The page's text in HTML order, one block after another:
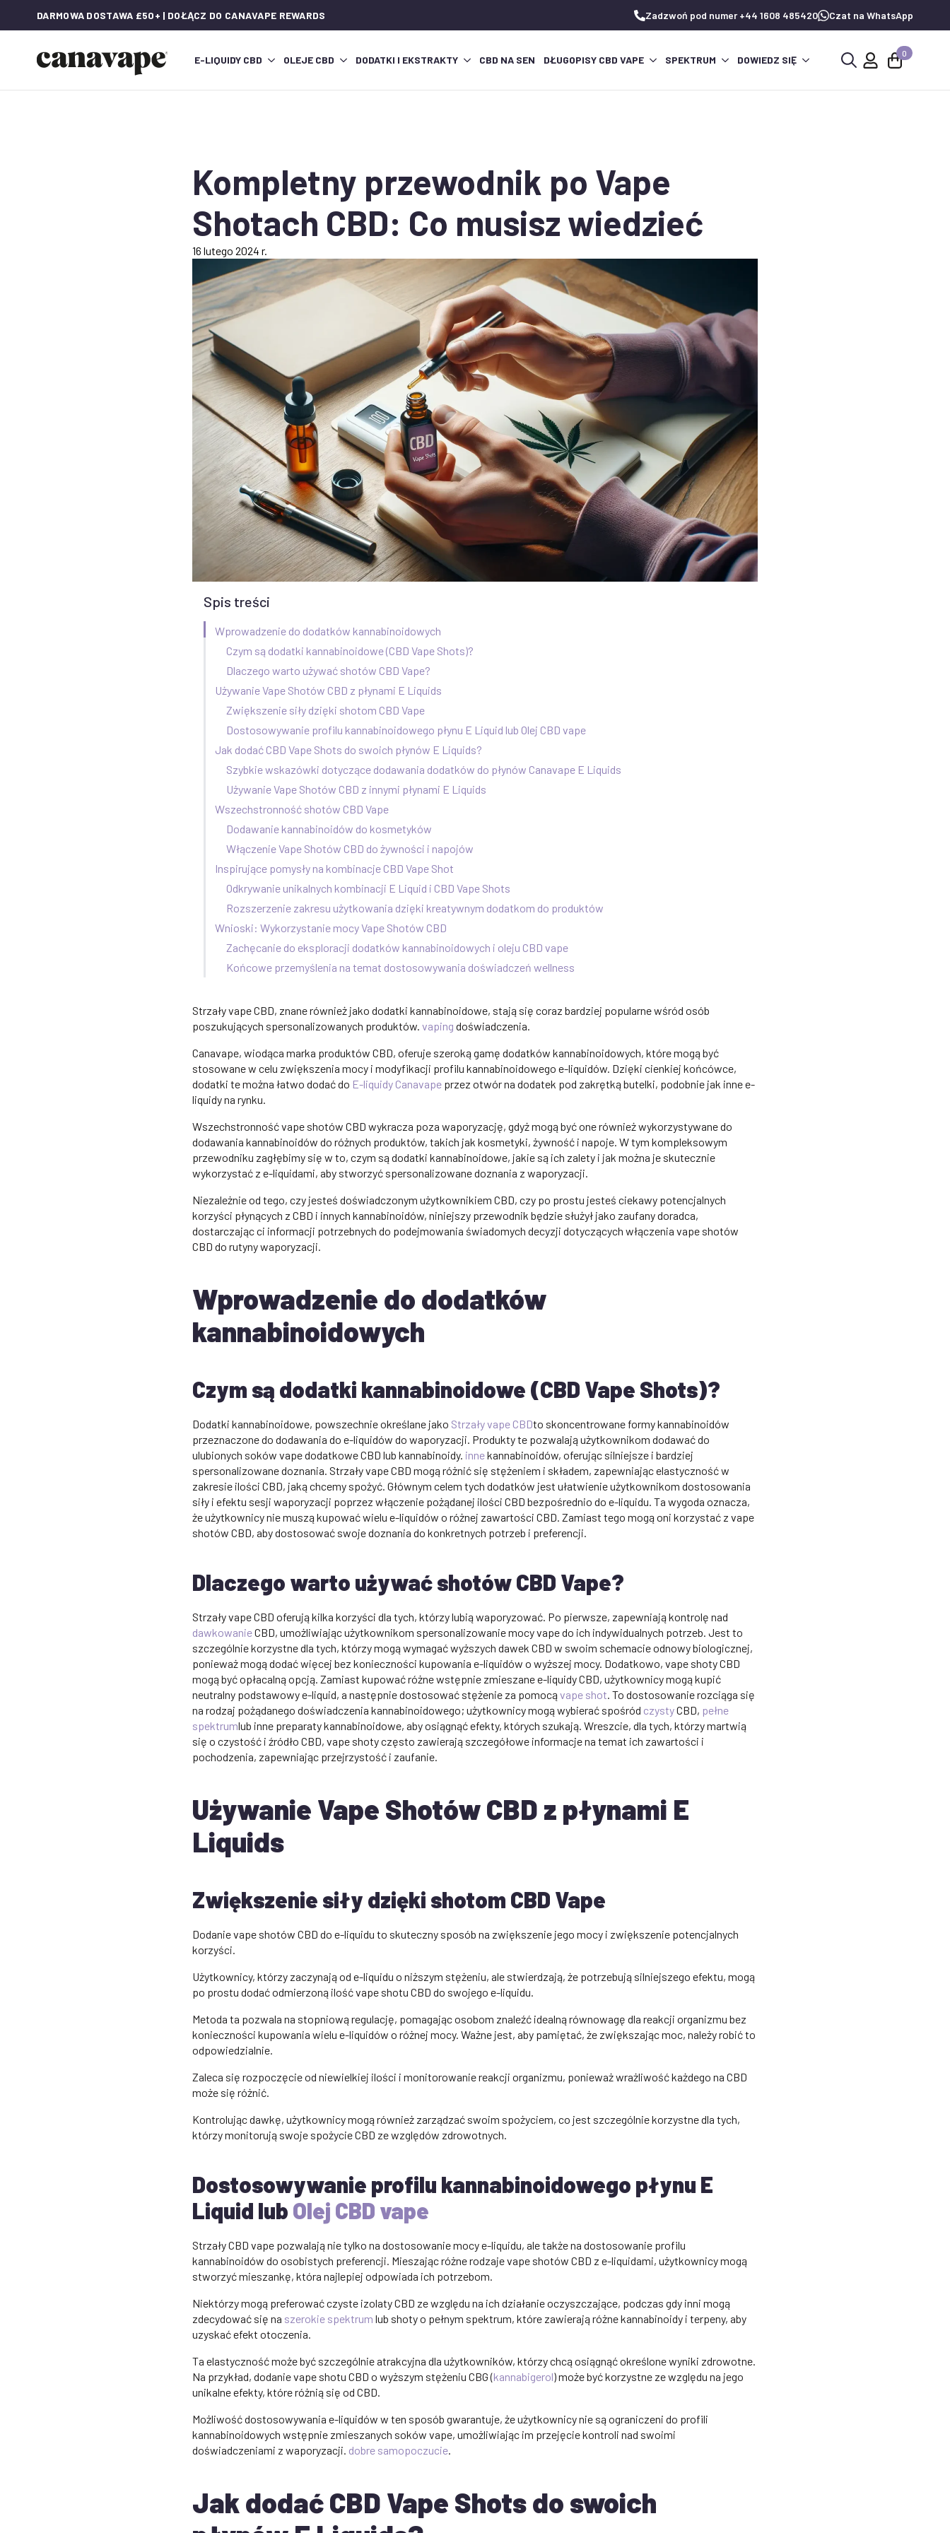
DARMOWA DOSTAWA £50+ | DOŁĄCZ DO CANAVAPE REWARDS Zadzwoń pod numer +44 1608 485420 Czat na WhatsApp
E-LIQUIDY CBD OLEJE CBD DODATKI I EKSTRAKTY CBD NA SEN DŁUGOPISY CBD VAPE SPEKTRUM DOWIEDZ SIĘ
0
Kompletny przewodnik po Vape
Shotach CBD: Co musisz wiedzieć
16 lutego 2024 r.
Spis treści
Wprowadzenie do dodatków kannabinoidowych
Czym są dodatki kannabinoidowe (CBD Vape Shots)?
Dlaczego warto używać shotów CBD Vape?
Używanie Vape Shotów CBD z płynami E Liquids
Zwiększenie siły dzięki shotom CBD Vape
Dostosowywanie profilu kannabinoidowego płynu E Liquid lub Olej CBD vape
Jak dodać CBD Vape Shots do swoich płynów E Liquids?
Szybkie wskazówki dotyczące dodawania dodatków do płynów Canavape E Liquids
Używanie Vape Shotów CBD z innymi płynami E Liquids
Wszechstronność shotów CBD Vape
Dodawanie kannabinoidów do kosmetyków
Włączenie Vape Shotów CBD do żywności i napojów
Inspirujące pomysły na kombinacje CBD Vape Shot
Odkrywanie unikalnych kombinacji E Liquid i CBD Vape Shots
Rozszerzenie zakresu użytkowania dzięki kreatywnym dodatkom do produktów
Wnioski: Wykorzystanie mocy Vape Shotów CBD
Zachęcanie do eksploracji dodatków kannabinoidowych i oleju CBD vape
Końcowe przemyślenia na temat dostosowywania doświadczeń wellness
Strzały vape CBD, znane również jako dodatki kannabinoidowe, stają się coraz bardziej popularne wśród osób
poszukujących spersonalizowanych produktów. vaping doświadczenia.
Canavape, wiodąca marka produktów CBD, oferuje szeroką gamę dodatków kannabinoidowych, które mogą być
stosowane w celu zwiększenia mocy i modyfikacji profilu kannabinoidowego e-liquidów. Dzięki cienkiej końcówce,
dodatki te można łatwo dodać do E-liquidy Canavape przez otwór na dodatek pod zakrętką butelki, podobnie jak inne e-
liquidy na rynku.
Wszechstronność vape shotów CBD wykracza poza waporyzację, gdyż mogą być one również wykorzystywane do
dodawania kannabinoidów do różnych produktów, takich jak kosmetyki, żywność i napoje. W tym kompleksowym
przewodniku zagłębimy się w to, czym są dodatki kannabinoidowe, jakie są ich zalety i jak można je skutecznie
wykorzystać z e-liquidami, aby stworzyć spersonalizowane doznania z waporyzacji.
Niezależnie od tego, czy jesteś doświadczonym użytkownikiem CBD, czy po prostu jesteś ciekawy potencjalnych
korzyści płynących z CBD i innych kannabinoidów, niniejszy przewodnik będzie służył jako zaufany doradca,
dostarczając ci informacji potrzebnych do podejmowania świadomych decyzji dotyczących włączenia vape shotów
CBD do rutyny waporyzacji.
Wprowadzenie do dodatków
kannabinoidowych
Czym są dodatki kannabinoidowe (CBD Vape Shots)?
Dodatki kannabinoidowe, powszechnie określane jako Strzały vape CBDto skoncentrowane formy kannabinoidów
przeznaczone do dodawania do e-liquidów do waporyzacji. Produkty te pozwalają użytkownikom dodawać do
ulubionych soków vape dodatkowe CBD lub kannabinoidy. innekannabinoidów, oferując silniejsze i bardziej
spersonalizowane doznania. Strzały vape CBD mogą różnić się stężeniem i składem, zapewniając elastyczność w
zakresie ilości CBD, jaką chcemy spożyć. Głównym celem tych dodatków jest ułatwienie użytkownikom dostosowania
siły i efektu sesji waporyzacji poprzez włączenie pożądanej ilości CBD bezpośrednio do e-liquidu. Ta wygoda oznacza,
że użytkownicy nie muszą kupować wielu e-liquidów o różnej zawartości CBD. Zamiast tego mogą oni korzystać z vape
shotów CBD, aby dostosować swoje doznania do konkretnych potrzeb i preferencji.
Dlaczego warto używać shotów CBD Vape?
Strzały vape CBD oferują kilka korzyści dla tych, którzy lubią waporyzować. Po pierwsze, zapewniają kontrolę nad
dawkowanieCBD, umożliwiając użytkownikom spersonalizowanie mocy vape do ich indywidualnych potrzeb. Jest to
szczególnie korzystne dla tych, którzy mogą wymagać wyższych dawek CBD w swoim schemacie odnowy biologicznej,
ponieważ mogą dodać więcej bez konieczności kupowania e-liquidów o wyższej mocy. Dodatkowo, vape shoty CBD
mogą być opłacalną opcją. Zamiast kupować różne wstępnie zmieszane e-liquidy CBD, użytkownicy mogą kupić
neutralny podstawowy e-liquid, a następnie dostosować stężenie za pomocą vape shot. To dostosowanie rozciąga się
na rodzaj pożądanego doświadczenia kannabinoidowego; użytkownicy mogą wybierać spośród czystyCBD, pełne
spektrumlub inne preparaty kannabinoidowe, aby osiągnąć efekty, których szukają. Wreszcie, dla tych, którzy martwią
się o czystość i źródło CBD, vape shoty często zawierają szczegółowe informacje na temat ich zawartości i
pochodzenia, zapewniając przejrzystość i zaufanie.
Używanie Vape Shotów CBD z płynami E
Liquids
Zwiększenie siły dzięki shotom CBD Vape
Dodanie vape shotów CBD do e-liquidu to skuteczny sposób na zwiększenie jego mocy i zwiększenie potencjalnych
korzyści.
Użytkownicy, którzy zaczynają od e-liquidu o niższym stężeniu, ale stwierdzają, że potrzebują silniejszego efektu, mogą
po prostu dodać odmierzoną ilość vape shotu CBD do swojego e-liquidu.
Metoda ta pozwala na stopniową regulację, pomagając osobom znaleźć idealną równowagę dla reakcji organizmu bez
konieczności kupowania wielu e-liquidów o różnej mocy. Ważne jest, aby pamiętać, że zwiększając moc, należy robić to
odpowiedzialnie.
Zaleca się rozpoczęcie od niewielkiej ilości i monitorowanie reakcji organizmu, ponieważ wrażliwość każdego na CBD
może się różnić.
Kontrolując dawkę, użytkownicy mogą również zarządzać swoim spożyciem, co jest szczególnie korzystne dla tych,
którzy monitorują swoje spożycie CBD ze względów zdrowotnych.
Dostosowywanie profilu kannabinoidowego płynu E
Liquid lub Olej CBD vape
Strzały CBD vape pozwalają nie tylko na dostosowanie mocy e-liquidu, ale także na dostosowanie profilu
kannabinoidów do osobistych preferencji. Mieszając różne rodzaje vape shotów CBD z e-liquidami, użytkownicy mogą
stworzyć mieszankę, która najlepiej odpowiada ich potrzebom.
Niektórzy mogą preferować czyste izolaty CBD ze względu na ich działanie oczyszczające, podczas gdy inni mogą
zdecydować się na szerokie spektrum lub shoty o pełnym spektrum, które zawierają różne kannabinoidy i terpeny, aby
uzyskać efekt otoczenia.
Ta elastyczność może być szczególnie atrakcyjna dla użytkowników, którzy chcą osiągnąć określone wyniki zdrowotne.
Na przykład, dodanie vape shotu CBD o wyższym stężeniu CBG (kannabigerol) może być korzystne ze względu na jego
unikalne efekty, które różnią się od CBD.
Możliwość dostosowywania e-liquidów w ten sposób gwarantuje, że użytkownicy nie są ograniczeni do profili
kannabinoidowych wstępnie zmieszanych soków vape, umożliwiając im przejęcie kontroli nad swoimi
doświadczeniami z waporyzacji. dobre samopoczucie.
Jak dodać CBD Vape Shots do swoich